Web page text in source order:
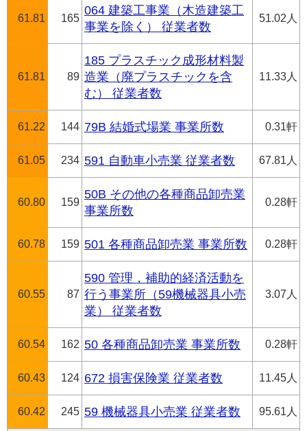
61.81 165
064 建築工事業（木造建築工
事業を除く） 従業者数
51.02人
61.81 89
185 プラスチック成形材料製
造業（廃プラスチックを含
む） 従業者数
11.33人
61.22 144 79B 結婚式場業 事業所数 0.31軒
61.05 234 591 自動車小売業 従業者数 67.81人
60.80 159
50B その他の各種商品卸売業
事業所数
0.28軒
60.78 159 501 各種商品卸売業 事業所数 0.28軒
60.55 87
590 管理，補助的経済活動を
行う事業所（59機械器具小売
業） 従業者数
3.07人
60.54 162 50 各種商品卸売業 事業所数 0.28軒
60.43 124 672 損害保険業 従業者数 11.45人
60.42 245 59 機械器具小売業 従業者数 95.61人